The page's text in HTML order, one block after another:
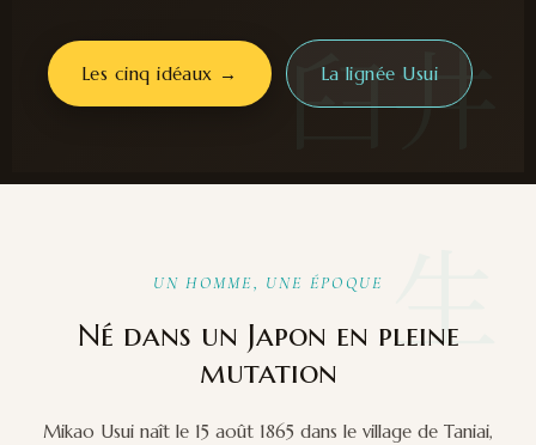
臼井
Les cinq idéaux → La lignée Usui
生
UN HOMME, UNE ÉPOQUE
Né dans un Japon en pleine
mutation
Mikao Usui naît le 15 août 1865 dans le village de Taniai,